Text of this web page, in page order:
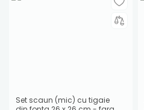
Set scaun (mic) cu tigaie